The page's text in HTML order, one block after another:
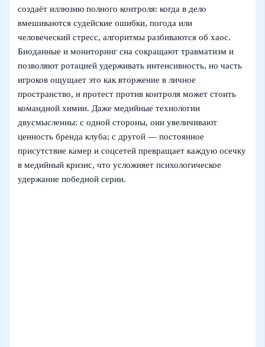
создаёт иллюзию полного контроля: когда в дело
вмешиваются судейские ошибки, погода или
человеческий стресс, алгоритмы разбиваются об хаос.
Биоданные и мониторинг сна сокращают травматизм и
позволяют ротацией удерживать интенсивность, но часть
игроков ощущает это как вторжение в личное
пространство, и протест против контроля может стоить
командной химии. Даже медийные технологии
двусмысленны: с одной стороны, они увеличивают
ценность бренда клуба; с другой — постоянное
присутствие камер и соцсетей превращает каждую осечку
в медийный кризис, что усложняет психологическое
удержание победной серии.